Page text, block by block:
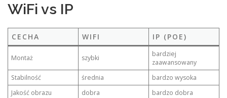
WiFi vs IP
CECHA WIFI IP (POE)
Montaż szybki
bardziej
zaawansowany
Stabilność
średnia
bardzo wysoka
Jakość obrazu
dobra
bardzo dobra